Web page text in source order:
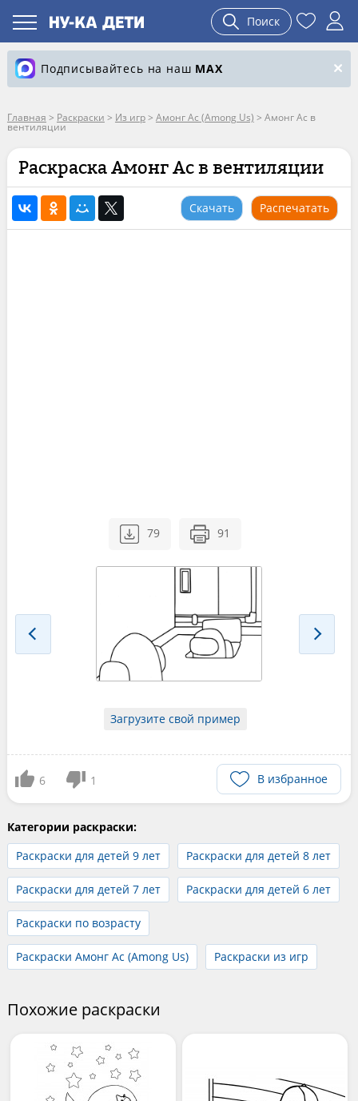
Поиск
Подписывайтесь на наш MAX
Главная > Раскраски > Из игр> Амонг Ас (Among Us) > Амонг Ас в
вентиляции
Раскраска Амонг Ас в вентиляции
Скачать Распечатать
79 91
Загрузите свой пример
6 1 В избранное
Категории раскраски:
Раскраски для детей 9 лет
Раскраски для детей 8 лет
Раскраски для детей 7 лет Раскраски для детей 6 лет
Раскраски по возрасту
Раскраски Амонг Ас (Among Us) Раскраски из игр
Похожие раскраски